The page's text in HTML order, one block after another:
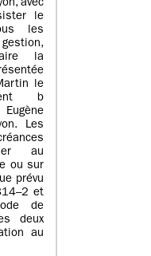
avec
le
les
la
le
b
Les
au
ou sur
prévu
et
de
deux
au